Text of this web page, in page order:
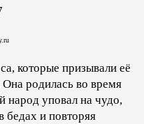
которые призывали её
родилась во время
народ уповал на чудо,
бедах и повторяя